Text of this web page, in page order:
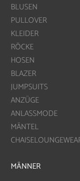
BLUSEN
PULLOVER
KLEIDER
RÖCKE
HOSEN
BLAZER
JUMPSUITS
ANZÜGE
ANLASSMODE
MÄNTEL
MÄNNER